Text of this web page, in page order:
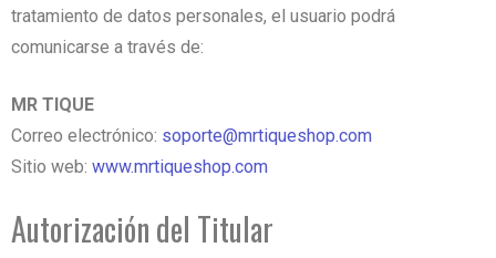
tratamiento de datos personales, el usuario podrá
comunicarse a través de:
MR TIQUE
Correo electrónico: soporte@mrtiqueshop.com
Sitio web: www.mrtiqueshop.com
Autorización del Titular